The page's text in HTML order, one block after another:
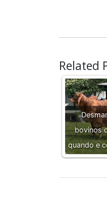
Related
bovinos
quando e